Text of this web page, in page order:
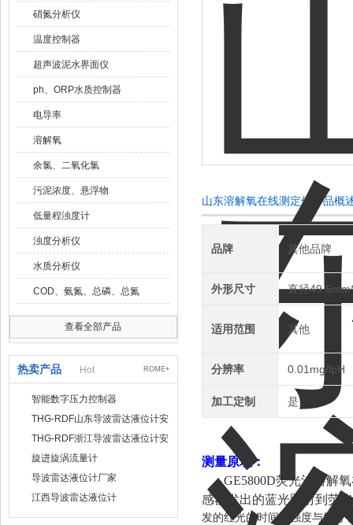
硝氮分析仪
温度控制器
超声波泥水界面仪
ph、ORP水质控制器
电导率
溶解氧
余氯、二氧化氯
污泥浓度、悬浮物
低量程浊度计
浊度分析仪
水质分析仪
COD、氨氮、总磷、总氮
查看全部产品
热卖产品 Hot ROME+
智能数字压力控制器
THG-RDF山东导波雷达液位计安
装方法
THG-RDF浙江导波雷达液位计安
装方法
旋进旋涡流量计
导波雷达液位计厂家
江西导波雷达液位计
山东溶解氧在线测定仪产品概
品牌 其他品牌
外形尺寸 直径
适用范围 其他
分辨率 0.01mg/lpH
加工定制 是
测量原理 ：
GE5800D荧光法溶解
感器发出的蓝光照射到荧
发的红光的时间和强度与氧分